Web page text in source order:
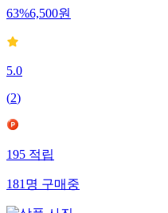
63%6,500원
5.0
(2)
195적립
181명구매중